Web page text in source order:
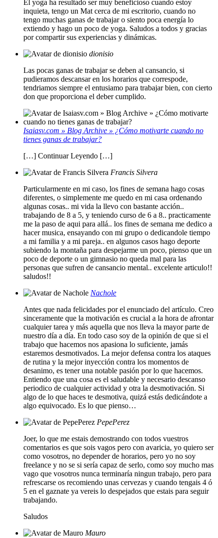
El yoga ha resultado ser muy beneficioso cuando estoy
inquieta, tengo un Mat cerca de mi escritorio, cuando no
tengo muchas ganas de trabajar o siento poca energía lo
extiendo y hago un poco de yoga. Saludos a todos y gracias
por compartir sus experiencias y dinámicas.
dionisio
Las pocas ganas de trabajar se deben al cansancio, si
pudieramos descansar en los horarios que correspode,
tendriamos siempre el entusiamo para trabajar bien, con cierto
don que proporciona el deber cumplido.
Isaiasv.com » Blog Archive » ¿Cómo motivarte cuando no
tienes ganas de trabajar?
[…] Continuar Leyendo […]
Francis Silvera
Particularmente en mi caso, los fines de semana hago cosas
diferentes, o simplemente me quedo en mi casa ordenando
algunas cosas.. mi vida la llevo con bastante acción..
trabajando de 8 a 5, y teniendo curso de 6 a 8.. practicamente
me la paso de aqui para allá.. los fines de semana me dedico a
hacer musica, ensayando con mi grupo o dedicandole tiempo
a mi familia y a mi pareja.. en algunos casos hago deporte
subiendo la montaña para despejarme un poco, pienso que un
poco de deporte o un gimnasio no queda mal para las
personas que sufren de cansancio mental.. excelente articulo!!
saludos!!
Nachole
Antes que nada felicidades por el enunciado del artículo. Creo
sinceramente que la motivación es crucial a la hora de afrontar
cualquier tarea y más aquella que nos lleva la mayor parte de
nuestro día a día. En todo caso soy de la opinión de que si el
trabajo que hacemos nos apasiona lo suficiente, jamás
estaremos desmotivados. La mejor defensa contra los ataques
de rutina y la mejor inyección contra los momentos de
desanimo, es tener una notable pasión por lo que hacemos.
Entiendo que una cosa es el saludable y necesario descanso
periodico de cualquier actividad y otra la desmotivación. Si
algo de lo que haces te desmotiva, quizá estás dedicándote a
algo equivocado. Es lo que pienso…
PepePerez
Joer, lo que me estais demostrando con todos vuestros
comentarios es que sois vagos pero con avaricia, yo quiero ser
como vosotros, no depender de horarios, pero yo no soy
freelance y no se si sería capaz de serlo, como soy mucho mas
vago que vosotros nunca terminaría ningun trabajo, pero para
refrescarse os recomiendo unas cervezas y cuando tengais 4 ó
5 en el gaznate ya vereis lo despejados que estais para seguir
trabajando.
Saludos
Mauro